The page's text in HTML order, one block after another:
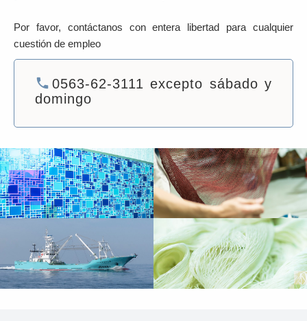
Por favor, contáctanos con entera libertad para cualquier
cuestión de empleo
local_phone 0563-62-3111 excepto sábado y
domingo